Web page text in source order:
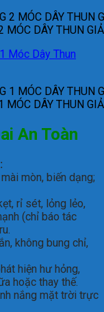
MÓC DÂY THUN
Móc Dây Thun
MÓC DÂY THUN
An Toàn
mòn, biến dạng;
rỉ sét, lỏng lẻo,
(chỉ báo tác
không bung chỉ,
hiện hư hỏng,
hoặc thay thế.
nắng mặt trời trực